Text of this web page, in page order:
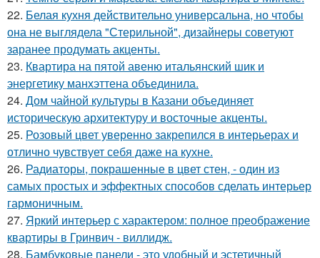
22. Белая кухня действительно универсальна, но чтобы
она не выглядела "Стерильной", дизайнеры советуют
заранее продумать акценты.
23. Квартира на пятой авеню итальянский шик и
энергетику манхэттена объединила.
24. Дом чайной культуры в Казани объединяет
историческую архитектуру и восточные акценты.
25. Розовый цвет уверенно закрепился в интерьерах и
отлично чувствует себя даже на кухне.
26. Радиаторы, покрашенные в цвет стен, - один из
самых простых и эффектных способов сделать интерьер
гармоничным.
27. Яркий интерьер с характером: полное преображение
квартиры в Гринвич - виллидж.
28. Бамбуковые панели - это удобный и эстетичный